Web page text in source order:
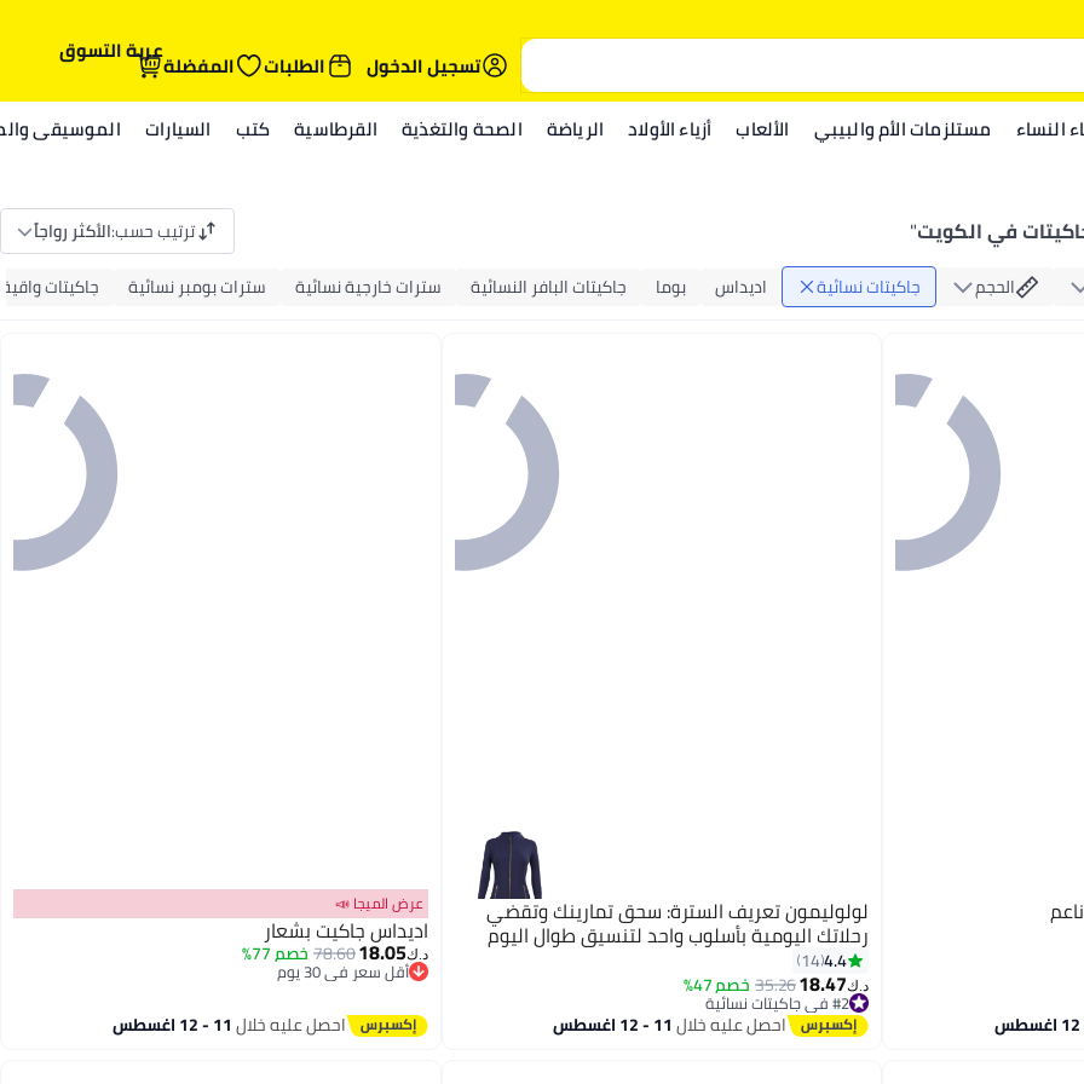
تسجيل الدخول
الطلبات المفضلةعربة التسوق
النساء مستلزمات الأم والبيبي الألعاب أزياء الأولاد الرياضة الصحة والتغذية القرطاسية كتب السيارات الموسيقى
في الكويت" ترتيب حسب:الأكثر رواجاً
الحجم جاكيتات نسائية اديداس بوما جاكيتات البافر النسائية سترات خارجية نسائية سترات بومبر نسائية جاكيتات
8
لولوليمون تعريف السترة: سحق تمارينك وتقضي
رحلاتك اليومية بأسلوب واحد لتنسيق طوال اليوم
4.4
14
د.ك‏18.47
35.26خصم 47%
#2 في جاكيتات نسائية
#2 في جاكيتات نسائية احصل عليه خلال11 - 12 اغسطس
عرض الميجا 📣
اديداس جاكيت بشعار
د.ك‏18.05
78.60 خصم 77%
أقل سعر في 30 يوم
أقل سعر في 30 يوم
احصل عليه خلال11 - 12 اغسطس